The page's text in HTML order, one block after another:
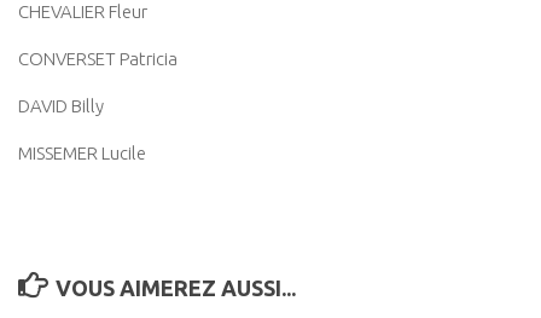
CHEVALIER Fleur
CONVERSET Patricia
DAVID Billy
MISSEMER Lucile
VOUS AIMEREZ AUSSI...